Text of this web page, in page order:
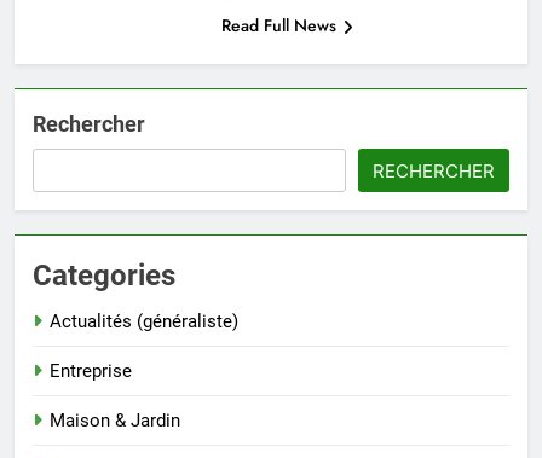
Read Full News
Rechercher
RECHERCHER
Categories
Actualités (généraliste)
Entreprise
Maison & Jardin